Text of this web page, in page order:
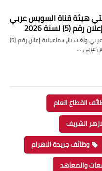
هيئة قناة السويس عربي
(5) لسنة 2026
وظائف خالية بمدرستي هيئة قناة السويس عربي ولغات بالإسماعيلية إعلان رقم (5)
القطاع العام
الشريف
وظائف جريدة الاهرام
والمعاهد